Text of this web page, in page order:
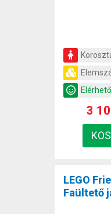
3
LEGO
Faültető